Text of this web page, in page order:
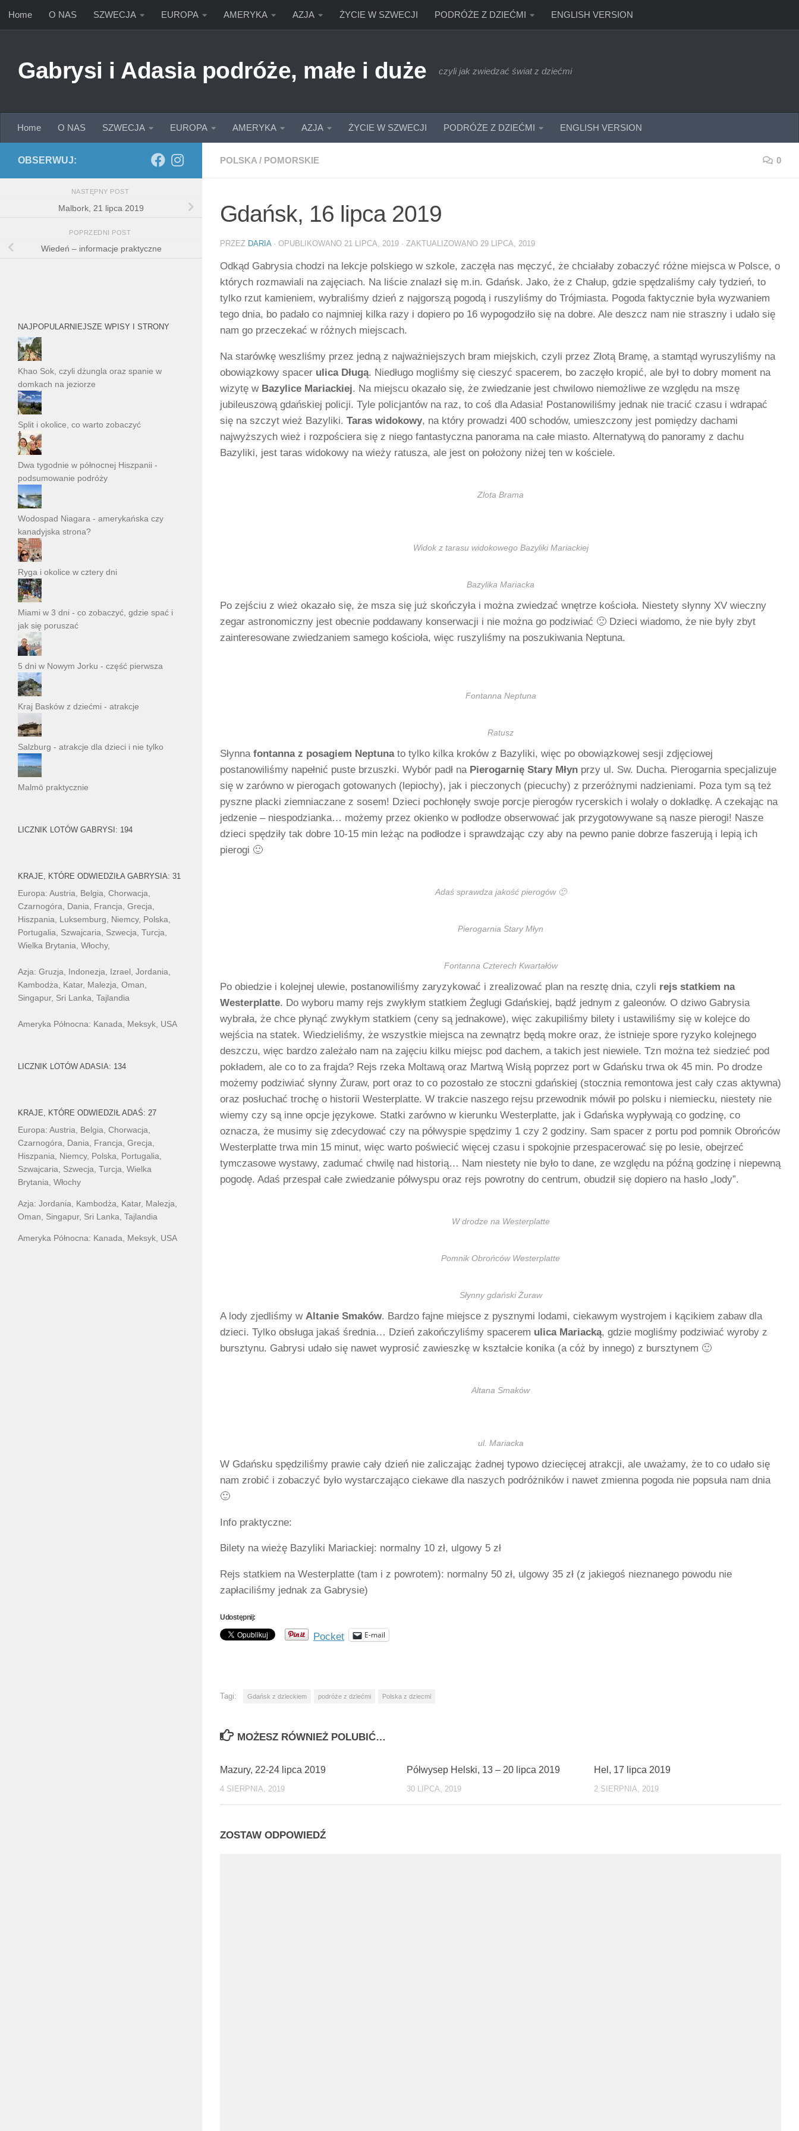
Przejdź do treści
Home O NAS SZWECJA EUROPA AMERYKA AZJA ŻYCIE W SZWECJI PODRÓŻE Z DZIEĆMI ENGLISH VERSION
Gabrysi i Adasia podróże, małe i duże czyli jak zwiedzać świat z dziećmi
Home O NAS SZWECJA EUROPA AMERYKA AZJA ŻYCIE W SZWECJI PODRÓŻE Z DZIEĆMI ENGLISH VERSION
POLSKA / POMORSKIE 0
Gdańsk, 16 lipca 2019
PRZEZ DARIA · OPUBLIKOWANO 21 LIPCA, 2019 · ZAKTUALIZOWANO 29 LIPCA, 2019
Odkąd Gabrysia chodzi na lekcje polskiego w szkole, zaczęła nas męczyć, że chciałaby zobaczyć różne miejsca w Polsce, o
których rozmawiali na zajęciach. Na liście znalazł się m.in. Gdańsk. Jako, że z Chałup, gdzie spędzaliśmy cały tydzień, to
tylko rzut kamieniem, wybraliśmy dzień z najgorszą pogodą i ruszyliśmy do Trójmiasta. Pogoda faktycznie była wyzwaniem
tego dnia, bo padało co najmniej kilka razy i dopiero po 16 wypogodziło się na dobre. Ale deszcz nam nie straszny i udało się
nam go przeczekać w różnych miejscach.
Na starówkę weszliśmy przez jedną z najważniejszych bram miejskich, czyli przez Złotą Bramę, a stamtąd wyruszyliśmy na
obowiązkowy spacer ulica Długą. Niedługo mogliśmy się cieszyć spacerem, bo zaczęło kropić, ale był to dobry moment na
wizytę w Bazylice Mariackiej. Na miejscu okazało się, że zwiedzanie jest chwilowo niemożliwe ze względu na mszę
jubileuszową gdańskiej policji. Tyle policjantów na raz, to coś dla Adasia! Postanowiliśmy jednak nie tracić czasu i wdrapać
się na szczyt wież Bazyliki. Taras widokowy, na który prowadzi 400 schodów, umieszczony jest pomiędzy dachami
najwyższych wież i rozpościera się z niego fantastyczna panorama na całe miasto. Alternatywą do panoramy z dachu
Bazyliki, jest taras widokowy na wieży ratusza, ale jest on położony niżej ten w kościele.
Zlota Brama
Widok z tarasu widokowego Bazyliki Mariackiej
Bazylika Mariacka
Po zejściu z wież okazało się, że msza się już skończyła i można zwiedzać wnętrze kościoła. Niestety słynny XV wieczny
zegar astronomiczny jest obecnie poddawany konserwacji i nie można go podziwiać 🙁 Dzieci wiadomo, że nie były zbyt
zainteresowane zwiedzaniem samego kościoła, więc ruszyliśmy na poszukiwania Neptuna.
Fontanna Neptuna
Ratusz
Słynna fontanna z posagiem Neptunato tylko kilka kroków z Bazyliki, więc po obowiązkowej sesji zdjęciowej
postanowiliśmy napełnić puste brzuszki. Wybór padł na Pierogarnię Stary Młyn przy ul. Sw. Ducha. Pierogarnia specjalizuje
się w zarówno w pierogach gotowanych (lepiochy), jak i pieczonych (piecuchy) z przeróżnymi nadzieniami. Poza tym są też
pyszne placki ziemniaczane z sosem! Dzieci pochłonęły swoje porcje pierogów rycerskich i wolały o dokładkę. A czekając na
jedzenie – niespodzianka… możemy przez okienko w podłodze obserwować jak przygotowywane są nasze pierogi! Nasze
dzieci spędziły tak dobre 10-15 min leżąc na podłodze i sprawdzając czy aby na pewno panie dobrze faszerują i lepią ich
pierogi 🙂
Adaś sprawdza jakość pierogów 🙂
Pierogarnia Stary Młyn
Fontanna Czterech Kwartałów
Po obiedzie i kolejnej ulewie, postanowiliśmy zaryzykować i zrealizować plan na resztę dnia, czyli rejs statkiem na
Westerplatte. Do wyboru mamy rejs zwykłym statkiem Żeglugi Gdańskiej, bądź jednym z galeonów. O dziwo Gabrysia
wybrała, że chce płynąć zwykłym statkiem (ceny są jednakowe), więc zakupiliśmy bilety i ustawiliśmy się w kolejce do
wejścia na statek. Wiedzieliśmy, że wszystkie miejsca na zewnątrz będą mokre oraz, że istnieje spore ryzyko kolejnego
deszczu, więc bardzo zależało nam na zajęciu kilku miejsc pod dachem, a takich jest niewiele. Tzn można też siedzieć pod
pokładem, ale co to za frajda? Rejs rzeka Moltawą oraz Martwą Wisłą poprzez port w Gdańsku trwa ok 45 min. Po drodze
możemy podziwiać słynny Żuraw, port oraz to co pozostało ze stoczni gdańskiej (stocznia remontowa jest cały czas aktywna)
oraz posłuchać trochę o historii Westerplatte. W trakcie naszego rejsu przewodnik mówił po polsku i niemiecku, niestety nie
wiemy czy są inne opcje językowe. Statki zarówno w kierunku Westerplatte, jak i Gdańska wypływają co godzinę, co
oznacza, że musimy się zdecydować czy na półwyspie spędzimy 1 czy 2 godziny. Sam spacer z portu pod pomnik Obrońców
Westerplatte trwa min 15 minut, więc warto poświecić więcej czasu i spokojnie przespacerować się po lesie, obejrzeć
tymczasowe wystawy, zadumać chwilę nad historią… Nam niestety nie było to dane, ze względu na późną godzinę i niepewną
pogodę. Adaś przespał całe zwiedzanie półwyspu oraz rejs powrotny do centrum, obudził się dopiero na hasło „lody”.
W drodze na Westerplatte
Pomnik Obrońców Westerplatte
Słynny gdański Żuraw
A lody zjedliśmy w Altanie Smaków. Bardzo fajne miejsce z pysznymi lodami, ciekawym wystrojem i kącikiem zabaw dla
dzieci. Tylko obsługa jakaś średnia… Dzień zakończyliśmy spacerem ulica Mariacką, gdzie mogliśmy podziwiać wyroby z
bursztynu. Gabrysi udało się nawet wyprosić zawieszkę w kształcie konika (a cóż by innego) z bursztynem 🙂
Altana Smaków
ul. Mariacka
W Gdańsku spędziliśmy prawie cały dzień nie zaliczając żadnej typowo dziecięcej atrakcji, ale uważamy, że to co udało się
nam zrobić i zobaczyć było wystarczająco ciekawe dla naszych podróżników i nawet zmienna pogoda nie popsuła nam dnia
🙂
Info praktyczne:
Bilety na wieżę Bazyliki Mariackiej: normalny 10 zł, ulgowy 5 zł
Rejs statkiem na Westerplatte (tam i z powrotem): normalny 50 zł, ulgowy 35 zł (z jakiegoś nieznanego powodu nie
zapłaciliśmy jednak za Gabrysie)
Udostępnij:
Pocket E-mail
Tagi: Gdańsk z dzieckiem podróże z dziećmi Polska z dziecmi
MOŻESZ RÓWNIEŻ POLUBIĆ…
Mazury, 22-24 lipca 2019
4 SIERPNIA, 2019
Półwysep Helski, 13 – 20 lipca 2019
30 LIPCA, 2019
Hel, 17 lipca 2019
2 SIERPNIA, 2019
ZOSTAW ODPOWIEDŹ
OBSERWUJ:
NASTĘPNY POST
Malbork, 21 lipca 2019
POPRZEDNI POST
Wiedeń – informacje praktyczne
NAJPOPULARNIEJSZE WPISY I STRONY
Khao Sok, czyli dżungla oraz spanie w
domkach na jeziorze
Split i okolice, co warto zobaczyć
Dwa tygodnie w północnej Hiszpanii -
podsumowanie podróży
Wodospad Niagara - amerykańska czy
kanadyjska strona?
Ryga i okolice w cztery dni
Miami w 3 dni - co zobaczyć, gdzie spać i
jak się poruszać
5 dni w Nowym Jorku - część pierwsza
Kraj Basków z dziećmi - atrakcje
Salzburg - atrakcje dla dzieci i nie tylko
Malmö praktycznie
LICZNIK LOTÓW GABRYSI: 194
KRAJE, KTÓRE ODWIEDZIŁA GABRYSIA: 31
Europa: Austria, Belgia, Chorwacja,
Czarnogóra, Dania, Francja, Grecja,
Hiszpania, Luksemburg, Niemcy, Polska,
Portugalia, Szwajcaria, Szwecja, Turcja,
Wielka Brytania, Włochy,
Azja: Gruzja, Indonezja, Izrael, Jordania,
Kambodża, Katar, Malezja, Oman,
Singapur, Sri Lanka, Tajlandia
Ameryka Północna: Kanada, Meksyk, USA
LICZNIK LOTÓW ADASIA: 134
KRAJE, KTÓRE ODWIEDZIŁ ADAŚ: 27
Europa: Austria, Belgia, Chorwacja,
Czarnogóra, Dania, Francja, Grecja,
Hiszpania, Niemcy, Polska, Portugalia,
Szwajcaria, Szwecja, Turcja, Wielka
Brytania, Włochy
Azja: Jordania, Kambodża, Katar, Malezja,
Oman, Singapur, Sri Lanka, Tajlandia
Ameryka Północna: Kanada, Meksyk, USA